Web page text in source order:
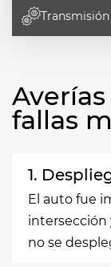
Transmisión
fallas
1.
El auto fue
intersección
no se